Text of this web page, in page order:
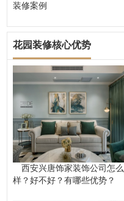
装修案例
花园装修核心优势
西安兴唐饰家装饰公司怎么
样？好不好？有哪些优势？